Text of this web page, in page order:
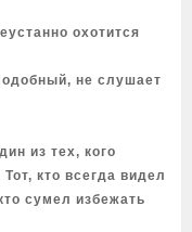
охотится
не слушает
из тех, кого
кто всегда видел
сумел избежать